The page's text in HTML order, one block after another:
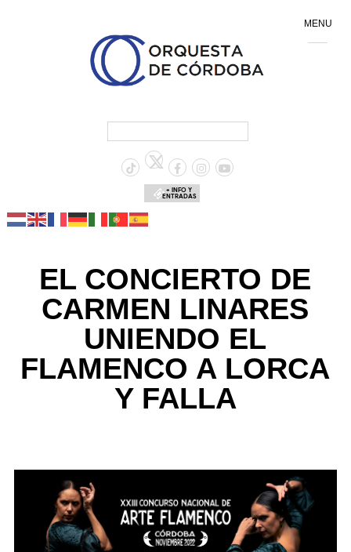
+ INFO Y
ENTRADAS
EL CONCIERTO DE
CARMEN LINARES
UNIENDO EL
FLAMENCO A LORCA
Y FALLA
MENU